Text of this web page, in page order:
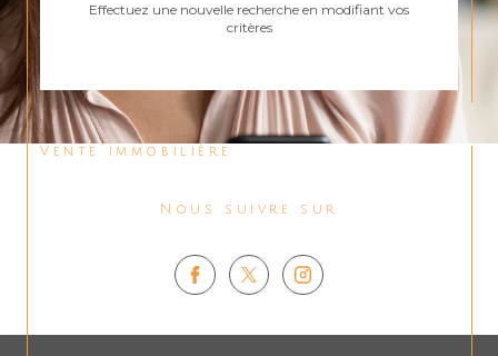
Effectuez une nouvelle recherche en modifiant vos
critères
Vente immobilière
Nous suivre sur